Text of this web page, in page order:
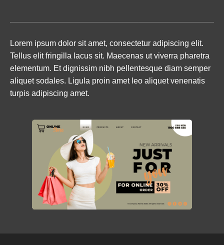
Lorem ipsum dolor sit amet, consectetur adipiscing elit.
Tellus elit fringilla lacus sit. Maecenas ut viverra pharetra
elementum. Et dignissim nibh pellentesque diam semper
aliquet sodales. Ligula proin amet leo aliquet venenatis
turpis adipiscing amet.